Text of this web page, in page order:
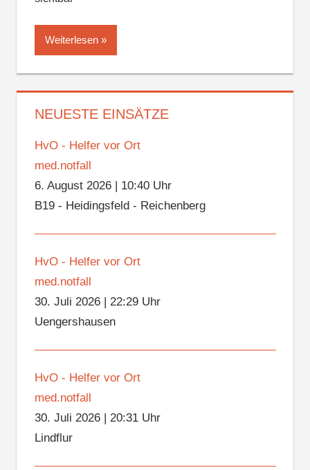
Weiterlesen
NEUESTE EINSÄTZE
HvO - Helfer vor Ort
med.notfall
6. August 2026| 10:40 Uhr
B19 - Heidingsfeld - Reichenberg
HvO - Helfer vor Ort
med.notfall
30. Juli 2026| 22:29 Uhr
Uengershausen
HvO - Helfer vor Ort
med.notfall
30. Juli 2026| 20:31 Uhr
Lindflur